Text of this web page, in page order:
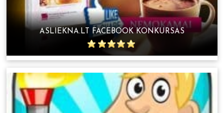
ASLIEKNA.LT FACEBOOK KONKURSAS